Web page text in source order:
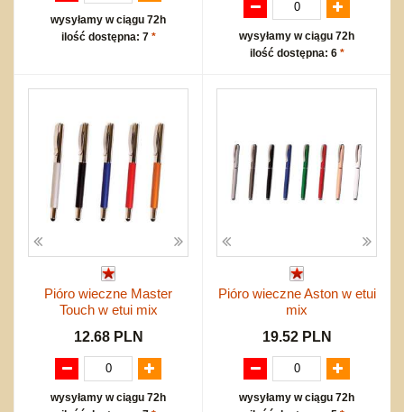
wysyłamy w ciągu 72h
ilość dostępna: 7 *
wysyłamy w ciągu 72h
ilość dostępna: 6 *
Pióro wieczne Master
Touch w etui mix
12.68 PLN
wysyłamy w ciągu 72h
Pióro wieczne Aston w etui
mix
19.52 PLN
wysyłamy w ciągu 72h